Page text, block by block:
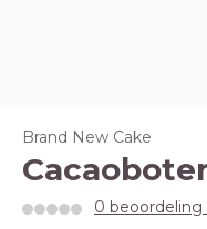
Brand New Cake
0 beoordeling